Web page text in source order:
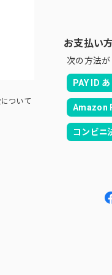
ついて
お支払い
次の方法が
PAY ID
Amazon
コンビニ